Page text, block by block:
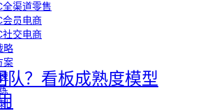
全渠道零售
会员电商
社交电商
略
案
队？看板成熟度模型